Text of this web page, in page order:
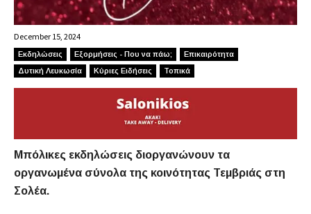
December 15, 2024
Εκδηλώσεις Εξορμήσεις - Που να πάω;
Επικαιρότητα
Δυτική Λευκωσία
Κύριες Ειδήσεις Τοπικά
Μπόλικες εκδηλώσεις διοργανώνουν τα
οργανωμένα σύνολα της κοινότητας Τεμβριάς στη
Σολέα.